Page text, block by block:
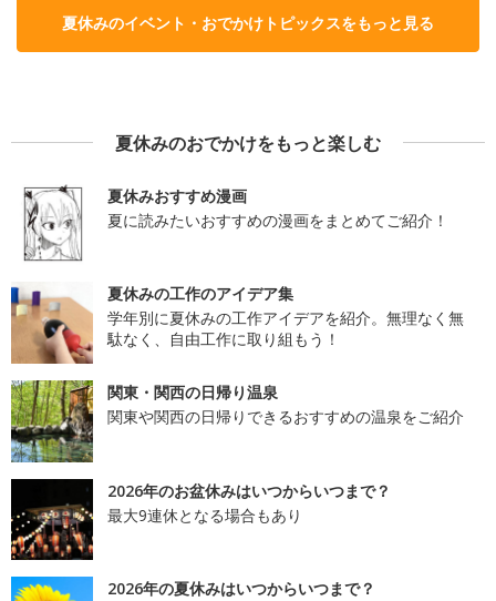
夏休みのイベント・おでかけトピックスをもっと見る
夏休みのおでかけをもっと楽しむ
夏休みおすすめ漫画
夏に読みたいおすすめの漫画をまとめてご紹介！
夏休みの工作のアイデア集
学年別に夏休みの工作アイデアを紹介。無理なく無
駄なく、自由工作に取り組もう！
関東・関西の日帰り温泉
関東や関西の日帰りできるおすすめの温泉をご紹介
2026年のお盆休みはいつからいつまで？
最大9連休となる場合もあり
2026年の夏休みはいつからいつまで？